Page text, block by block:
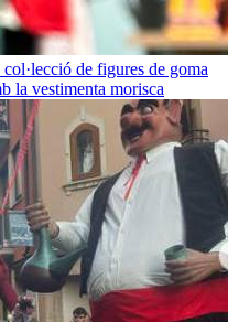
de figures de goma
la vestimenta morisca